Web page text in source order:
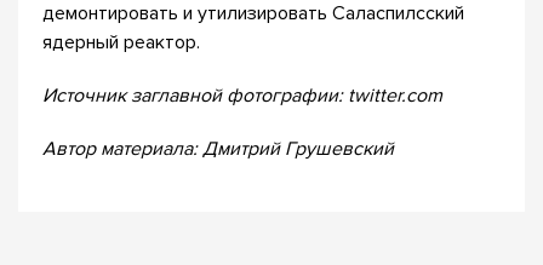
демонтировать и утилизировать Саласпилсский
ядерный реактор.
Источник заглавной фотографии: twitter.com
Автор материала: Дмитрий Грушевский